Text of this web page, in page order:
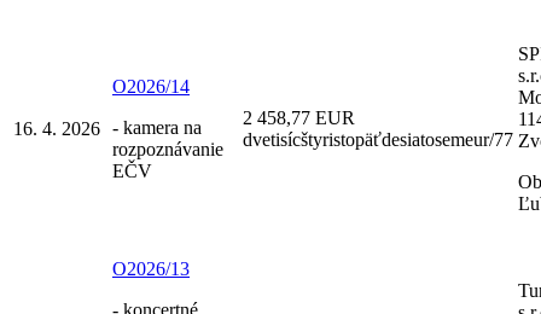
16. 4. 2026
O2026/14
- kamera na
rozpoznávanie
EČV
2 458,77 EUR
dvetisícštyristopäťdesiatosemeur/77
O2026/13
- koncertné